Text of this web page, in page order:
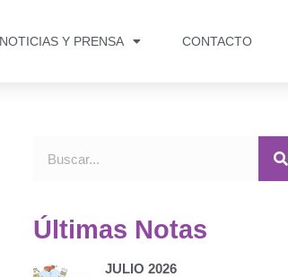
NOTICIAS Y PRENSA CONTACTO
Últimas Notas
JULIO 2026